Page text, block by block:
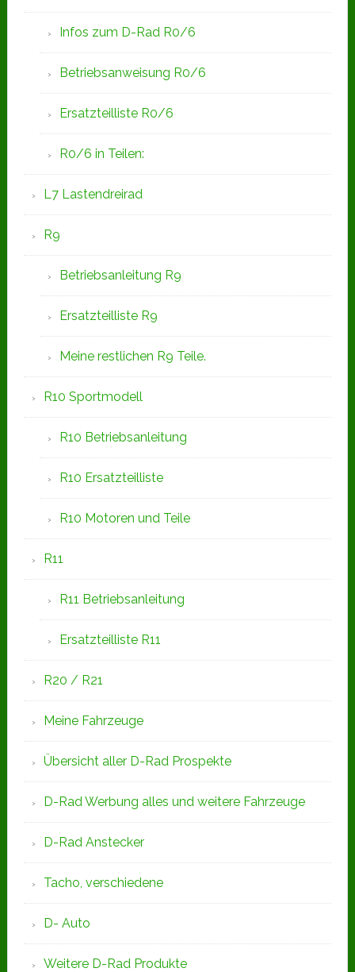
Infos zum D-Rad R0/6
Betriebsanweisung R0/6
Ersatzteilliste R0/6
R0/6 in Teilen:
L7 Lastendreirad
R9
Betriebsanleitung R9
Ersatzteilliste R9
Meine restlichen R9 Teile.
R10 Sportmodell
R10 Betriebsanleitung
R10 Ersatzteilliste
R10 Motoren und Teile
R11
R11 Betriebsanleitung
Ersatzteilliste R11
R20 / R21
Meine Fahrzeuge
Übersicht aller D-Rad Prospekte
D-Rad Werbung alles und weitere Fahrzeuge
D-Rad Anstecker
Tacho, verschiedene
D- Auto
Weitere D-Rad Produkte